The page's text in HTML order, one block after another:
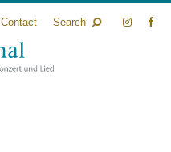
Contact Search